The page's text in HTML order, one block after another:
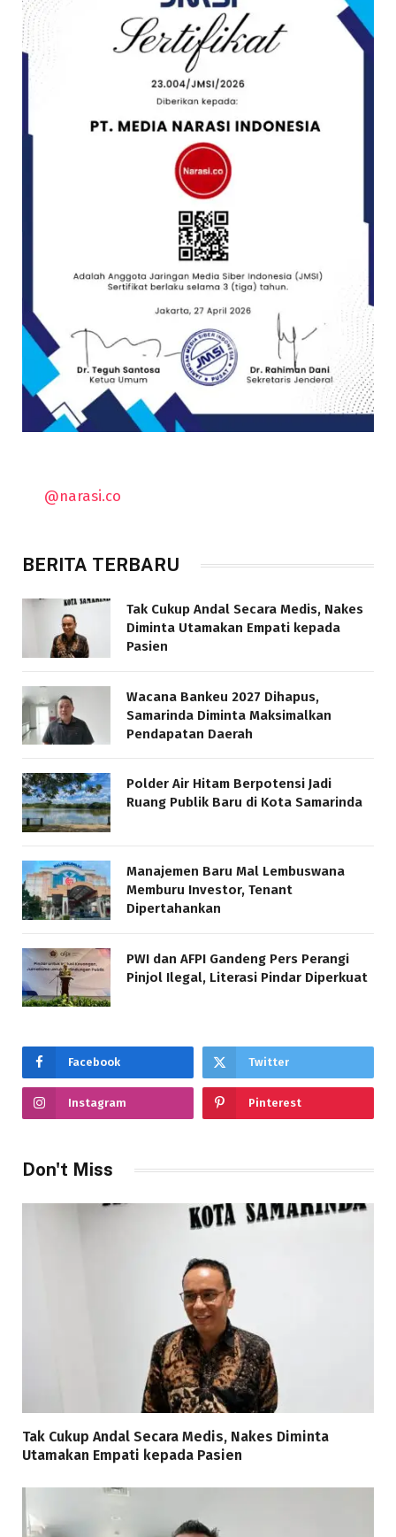
@narasi.co
BERITA TERBARU
Tak Cukup Andal Secara Medis, Nakes
Diminta Utamakan Empati kepada
Pasien
Wacana Bankeu 2027 Dihapus,
Samarinda Diminta Maksimalkan
Pendapatan Daerah
Polder Air Hitam Berpotensi Jadi
Ruang Publik Baru di Kota Samarinda
Manajemen Baru Mal Lembuswana
Memburu Investor, Tenant
Dipertahankan
PWI dan AFPI Gandeng Pers Perangi
Pinjol Ilegal, Literasi Pindar Diperkuat
Facebook Twitter
Instagram Pinterest
Don't Miss
Tak Cukup Andal Secara Medis, Nakes Diminta
Utamakan Empati kepada Pasien